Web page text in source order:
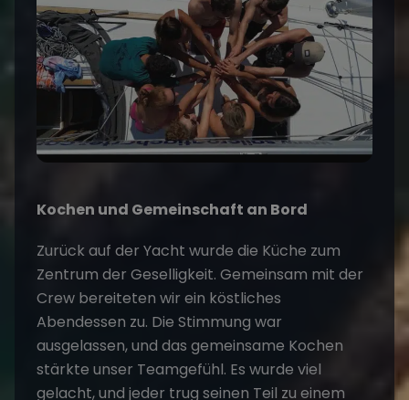
Kochen und Gemeinschaft an Bord
Zurück auf der Yacht wurde die Küche zum
Zentrum der Geselligkeit. Gemeinsam mit der
Crew bereiteten wir ein köstliches
Abendessen zu. Die Stimmung war
ausgelassen, und das gemeinsame Kochen
stärkte unser Teamgefühl. Es wurde viel
gelacht, und jeder trug seinen Teil zu einem